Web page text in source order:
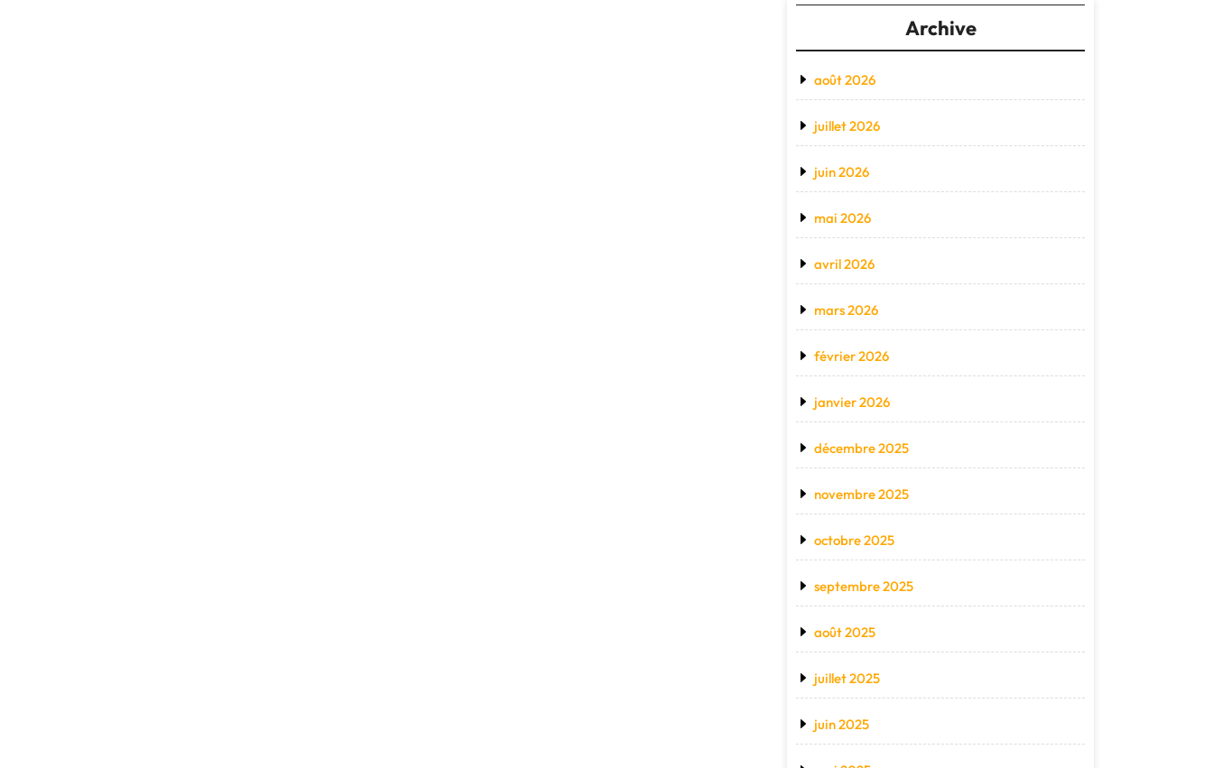
Archive
août 2026
juillet 2026
juin 2026
mai 2026
avril 2026
mars 2026
février 2026
janvier 2026
décembre 2025
novembre 2025
octobre 2025
septembre 2025
août 2025
juillet 2025
juin 2025